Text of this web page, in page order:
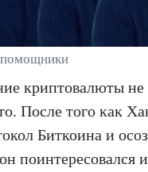
криптовалюты
После того как
Биткоина и
поинтересовался